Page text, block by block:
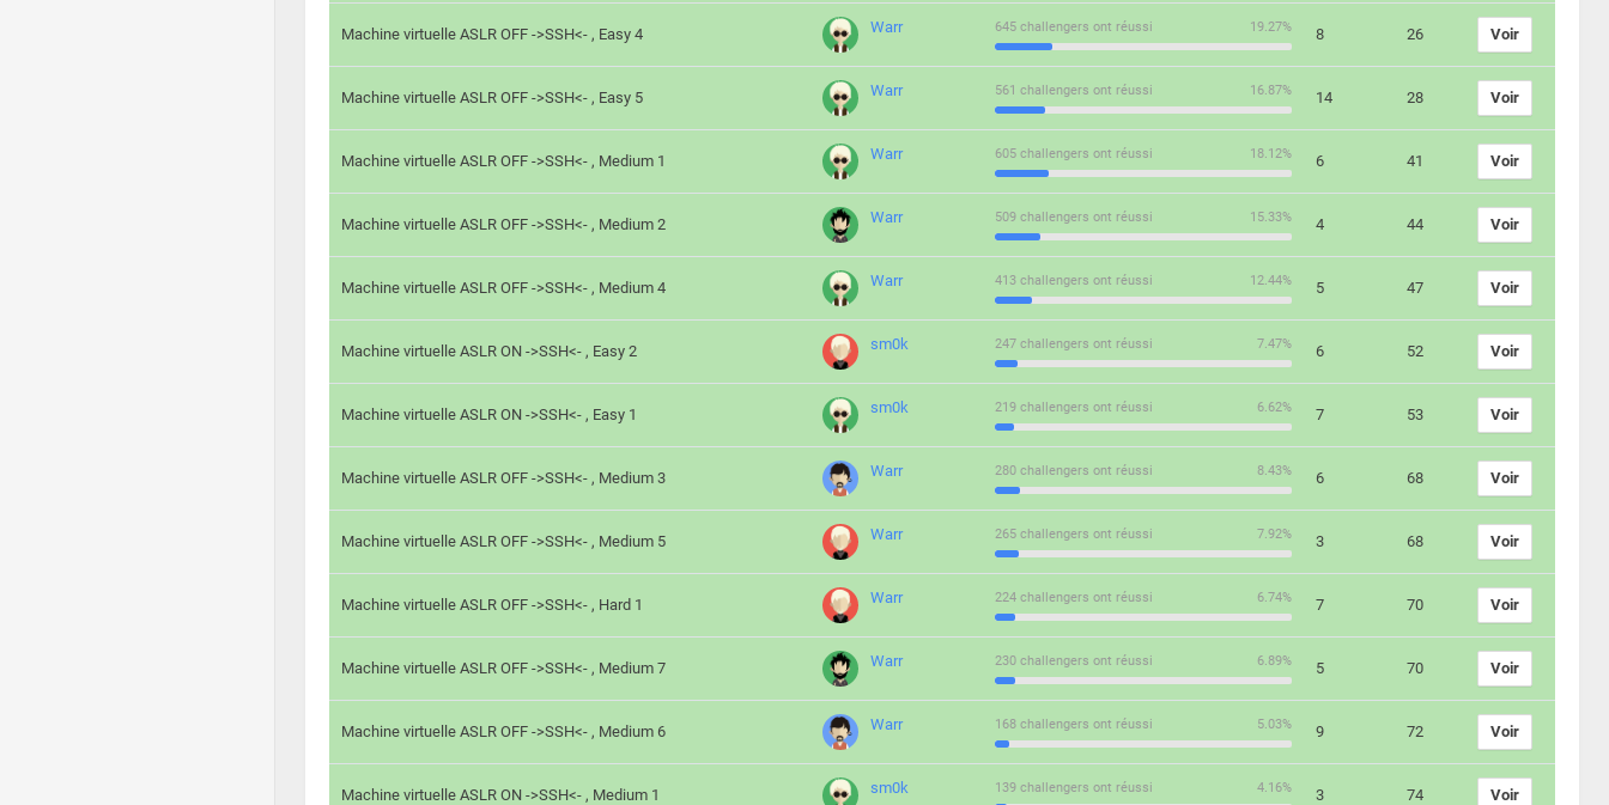
Machine virtuelle ASLR OFF ->SSH<- , Easy 4 Warr 19.27%
645 challengers ont réussi 8 26 Voir
Machine virtuelle ASLR OFF ->SSH<- , Easy 5 Warr 16.87%
561 challengers ont réussi 14 28 Voir
Machine virtuelle ASLR OFF ->SSH<- , Medium 1 Warr 18.12%
605 challengers ont réussi 6 41 Voir
Machine virtuelle ASLR OFF ->SSH<- , Medium 2 Warr 15.33%
509 challengers ont réussi 4 44 Voir
Machine virtuelle ASLR OFF ->SSH<- , Medium 4 Warr 12.44%
413 challengers ont réussi 5 47 Voir
Machine virtuelle ASLR ON ->SSH<- , Easy 2 sm0k 7.47%
247 challengers ont réussi 6 52 Voir
Machine virtuelle ASLR ON ->SSH<- , Easy 1 sm0k 6.62%
219 challengers ont réussi 7 53 Voir
Machine virtuelle ASLR OFF ->SSH<- , Medium 3 Warr 8.43%
280 challengers ont réussi 6 68 Voir
Machine virtuelle ASLR OFF ->SSH<- , Medium 5 Warr 7.92%
265 challengers ont réussi 3 68 Voir
Machine virtuelle ASLR OFF ->SSH<- , Hard 1 Warr 6.74%
224 challengers ont réussi 7 70 Voir
Machine virtuelle ASLR OFF ->SSH<- , Medium 7 Warr 6.89%
230 challengers ont réussi 5 70 Voir
Machine virtuelle ASLR OFF ->SSH<- , Medium 6 Warr 5.03%
168 challengers ont réussi 9 72 Voir
Machine virtuelle ASLR ON ->SSH<- , Medium 1 sm0k 4.16%
139 challengers ont réussi 3 74 Voir